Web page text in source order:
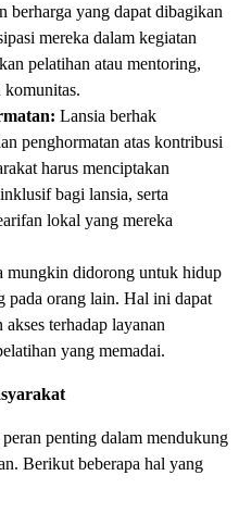
berharga yang dapat dibagikan
mereka dalam kegiatan
pelatihan atau mentoring,
komunitas.
Lansia berhak
penghormatan atas kontribusi
harus menciptakan
bagi lansia, serta
lokal yang mereka
mungkin didorong untuk hidup
pada orang lain. Hal ini dapat
terhadap layanan
yang memadai.
penting dalam mendukung
Berikut beberapa hal yang